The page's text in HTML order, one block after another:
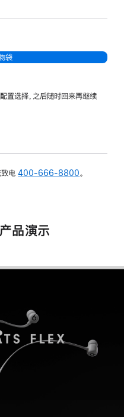
袋
置选择，之后随时回来再继续
致电400-666-8800。
品演示